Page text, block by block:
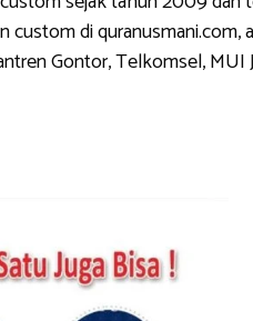
di quranusmani.com,
Gontor, Telkomsel, MUI